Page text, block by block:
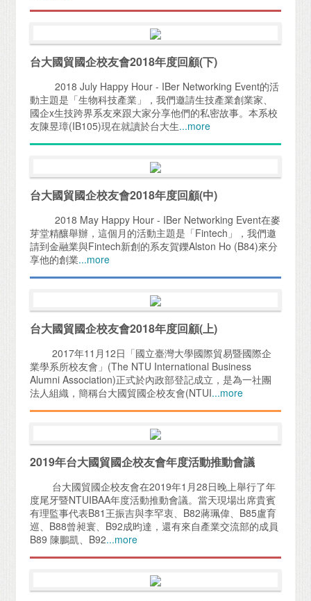
台大國貿國企校友會2018年度回顧(下)
2018 July Happy Hour - IBer Networking Event的活
動主題是「生物科技產業」，我們邀請生技產業創業家、
國企x生技跨界系友來跟大家分享他們的私密故事。本系校
友陳昱璋(IB105)現在就讀於台大生...more
台大國貿國企校友會2018年度回顧(中)
2018 May Happy Hour - IBer Networking Event在麥
芽堂精釀舉辦，這個月的活動主題是「Fintech」，我們邀
請到金融業與Fintech新創的系友賀鑠Alston Ho (B84)來分
享他的創業...more
台大國貿國企校友會2018年度回顧(上)
2017年11月12日「國立臺灣大學國際貿易暨國際企
業學系所校友會」(The NTU International Business
Alumni Association)正式於內政部登記成立，是為一社團
法人組織，簡稱台大國貿國企校友會(NTUI...more
2019年台大國貿國企校友會年度活動推動會議
台大國貿國企校友會在2019年1月28日晚上舉行了年
度尾牙暨NTUIBAA年度活動推動會議。當天現場出席貴賓
有理監事代表B81王振吉與李罕衷、B82蔣珮偉、B85盧育
巡、B88曾昶寰、B92成昀達，還有來自產業交流部的成員
B89 陳鵬凱、B92...more